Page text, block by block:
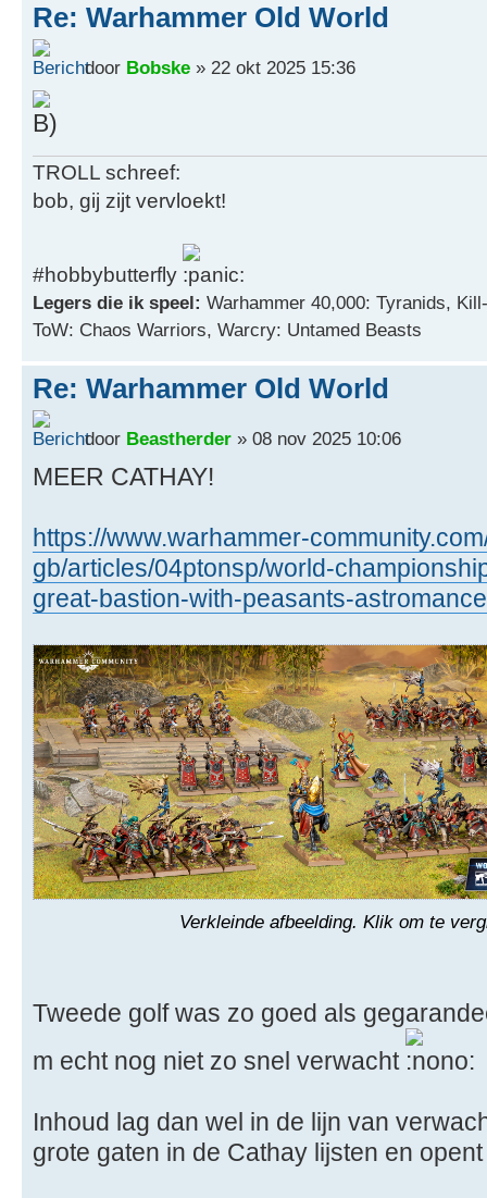
Re: Warhammer Old World
door Bobske » 22 okt 2025 15:36
TROLL schreef:
bob, gij zijt vervloekt!
#hobbybutterfly
Legers die ik speel: Warhammer 40,000: Tyranids,
ToW: Chaos Warriors, Warcry: Untamed Beasts
Re: Warhammer Old World
door Beastherder » 08 nov 2025 10:06
MEER CATHAY!
https://www.warhammer-
gb/articles/04ptonsp/world-
great-bastion-with-peasants-
Verkleinde afbeelding. Klik om te
Tweede golf was zo goed als
m echt nog niet zo snel verwacht
Inhoud lag dan wel in de lijn van
grote gaten in de Cathay lijsten en